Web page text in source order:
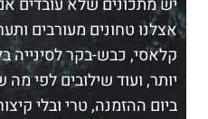
אצלנו טחונים מעורבים
קלאסי, כבש-בקר לסינייה
יותר, ועוד שילובים לפי
ביום ההזמנה, טרי ובלי